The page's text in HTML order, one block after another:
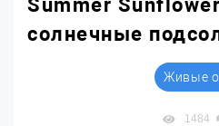
Summer
солнечные
Живые
1484